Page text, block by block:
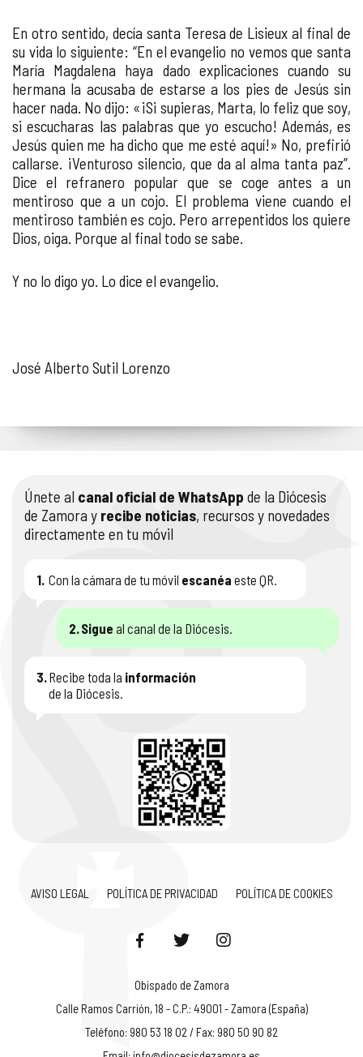
En otro sentido, decía santa Teresa de Lisieux al final de
su vida lo siguiente: “En el evangelio no vemos que santa
María Magdalena haya dado explicaciones cuando su
hermana la acusaba de estarse a los pies de Jesús sin
hacer nada. No dijo: «¡Si supieras, Marta, lo feliz que soy,
si escucharas las palabras que yo escucho! Además, es
Jesús quien me ha dicho que me esté aquí!» No, prefirió
callarse. ¡Venturoso silencio, que da al alma tanta paz”.
Dice el refranero popular que se coge antes a un
mentiroso que a un cojo. El problema viene cuando el
mentiroso también es cojo. Pero arrepentidos los quiere
Dios, oiga. Porque al final todo se sabe.
Y no lo digo yo. Lo dice el evangelio.
José Alberto Sutil Lorenzo
Únete al canal oficial de WhatsApp de la Diócesis
de Zamora y recibe noticias, recursos y novedades
directamente en tu móvil
1. Con la cámara de tu móvil escanéa este QR.
2.Sigue al canal de la Diócesis.
3.Recibe toda la información
de la Diócesis.
AVISO LEGAL POLÍTICA DE PRIVACIDAD POLÍTICA DE COOKIES
Obispado de Zamora
Calle Ramos Carrión, 18 - C.P.: 49001 - Zamora (España)
Teléfono: 980 53 18 02 / Fax: 980 50 90 82